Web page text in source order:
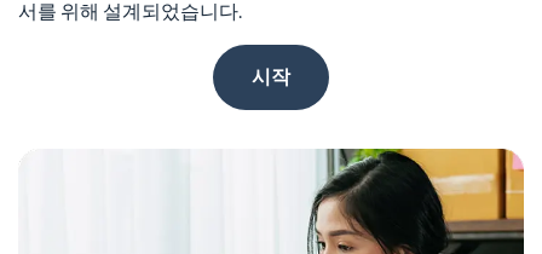
서를 위해 설계되었습니다.
시작